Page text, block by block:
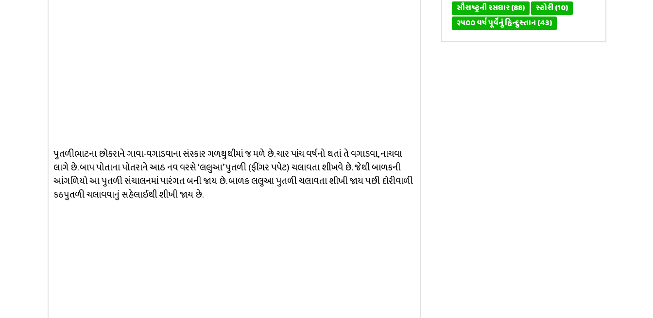
પુતળીભાટના છોકરાને ગાવા-વગાડવાના સંસ્કાર ગળથુથીમાં જ મળે છે. ચાર પાંચ વર્ષનો થતાં તે વગાડવા, નાચવા
લાગે છે. બાપ પોતાના પોતરાને આઠ નવ વરસે ‘લલુઆ’ પુતળી (ફીંગર પપેટ) ચલાવતા શીખવે છે. જેથી બાળકની
આંગળિયો આ પુતળી સંચાલનમાં પારંગત બની જાય છે. બાળક લલુઆ પુતળી ચલાવતા શીખી જાય પછી દોરીવાળી
કઠપુતળી ચલાવવાનું સહેલાઈથી શીખી જાય છે.
સૌરાષ્ટ્રની રસધાર(88) સ્ટોરી(10)
૨૫૦૦ વર્ષ પૂર્વેનું હિન્દુસ્તાન(43)